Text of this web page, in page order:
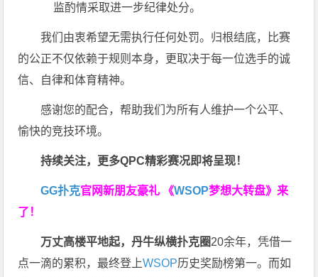
监酌情采取进一步纪律处分。
我们由衷希望无需执行任何处罚。归根结底，比赛
的公正不仅依赖于规则本身，更取决于每一位选手的诚
信、自律和体育精神。
感谢您的配合，帮助我们为所有人维护一个公平、
愉快的竞技环境。
持续关注，更多QPC精彩赛况即将呈现！
GG扑克官网新朋友豪礼 《WSOP梦想大转盘》来
了！
万丈高楼平地起，丹牛纵横扑克圈20余年，凭借一
点一滴的累积，最终登上WSOP历史奖励榜第一。而如